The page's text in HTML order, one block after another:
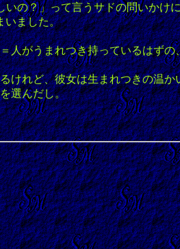
の？」って言うサドの問いかけ
いました。
人がうまれつき持っているはずの
けれど、彼女は生まれつきの温か
選んだし。